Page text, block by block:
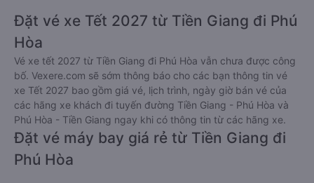
Đặt vé xe Tết 2027 từ Tiền Giang đi Phú
Hòa
Vé xe tết 2027 từ Tiền Giang đi Phú Hòa vẫn chưa được công
bố. Vexere.com sẽ sớm thông báo cho các bạn thông tin vé
xe Tết 2027 bao gồm giá vé, lịch trình, ngày giờ bán vé của
các hãng xe khách đi tuyến đường Tiền Giang - Phú Hòa và
Phú Hòa - Tiền Giang ngay khi có thông tin từ các hãng xe.
Đặt vé máy bay giá rẻ từ Tiền Giang đi
Phú Hòa